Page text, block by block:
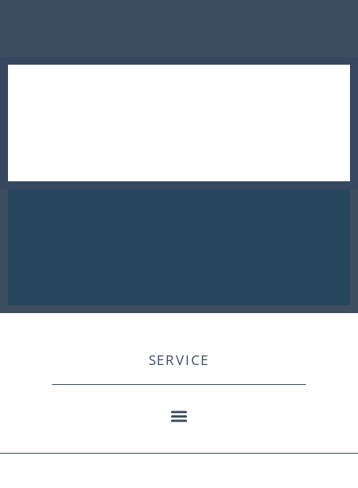
SERVICE